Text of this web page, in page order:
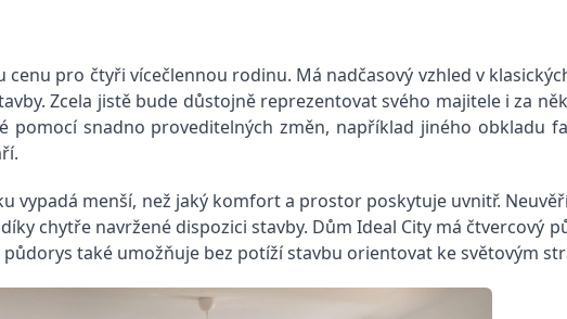
pro čtyři vícečlennou rodinu. Má nadčasový vzhled v
Zcela jistě bude důstojně reprezentovat svého majitele i za
pomocí snadno proveditelných změn, například jiného obkladu
vypadá menší, než jaký komfort a prostor poskytuje uvnitř.
chytře navržené dispozici stavby. Dům Ideal City má čtvercový
také umožňuje bez potíží stavbu orientovat ke světovým